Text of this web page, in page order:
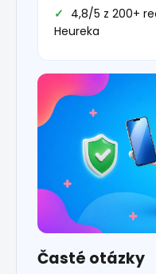
4,8/5 z 200+
Heureka
Časté otázky